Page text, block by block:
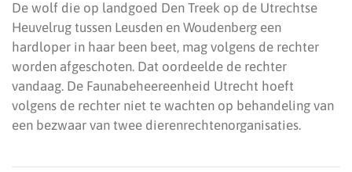
De wolf die op landgoed Den Treek op de Utrechtse
Heuvelrug tussen Leusden en Woudenberg een
hardloper in haar been beet, mag volgens de rechter
worden afgeschoten. Dat oordeelde de rechter
vandaag. De Faunabeheereenheid Utrecht hoeft
volgens de rechter niet te wachten op behandeling van
een bezwaar van twee dierenrechtenorganisaties.